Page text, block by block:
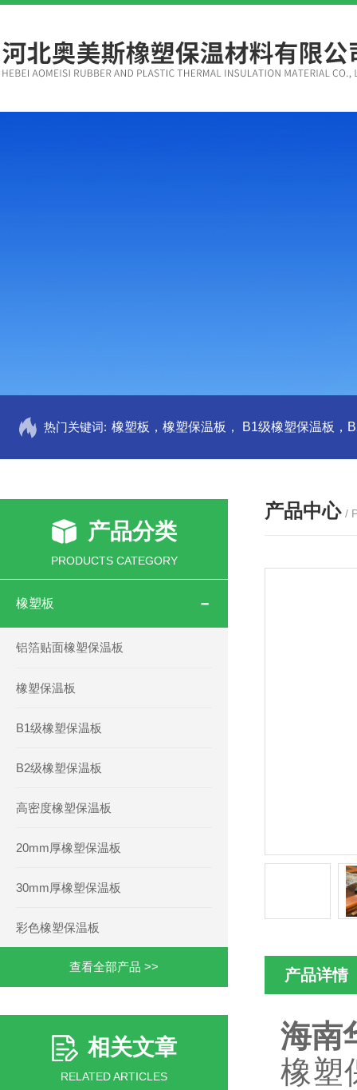
热门关键词:
产品分类
PRODUCTS CATEGORY
橡塑板
铝箔贴面橡塑保温板
橡塑保温板
B1级橡塑保温板
B2级橡塑保温板
高密度橡塑保温板
20mm厚橡塑保温板
30mm厚橡塑保温板
彩色橡塑保温板
查看全部产品 >>
相关文章
RELATED ARTICLES
产品中心 /
产品详情
海南
橡塑